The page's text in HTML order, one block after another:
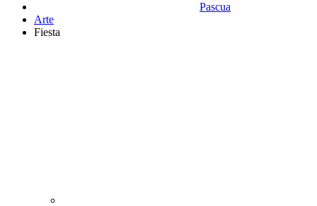
Pascua
Аrte
Fiesta